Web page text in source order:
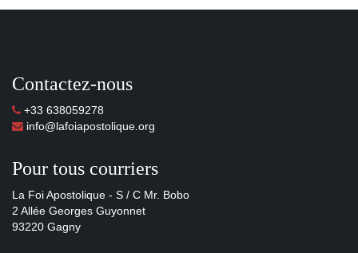
Contactez-nous
+33 638059278
info@lafoiapostolique.org
Pour tous courriers
La Foi Apostolique - S / C Mr. Bobo
2 Allée Georges Guyonnet
93220 Gagny